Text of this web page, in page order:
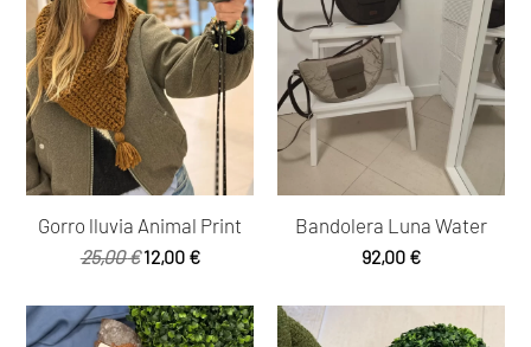
Gorro lluvia Animal Print
25,00€El
original
era:
12,00 €El
actual
es:
Bandolera Luna Water
92,00 €